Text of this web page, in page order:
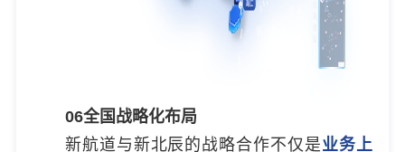
06全国战略化布局
新航道与新北辰的战略合作不仅是业务上